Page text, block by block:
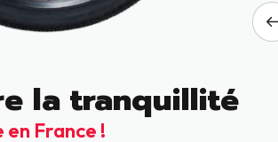
la tranquillité
France !